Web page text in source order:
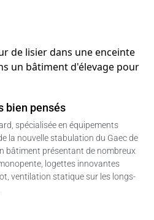
bien pensés
spécialisée en équipements
la nouvelle stabulation du Gaec de
bâtiment présentant de nombreux
logettes innovantes
ventilation statique sur les longs-